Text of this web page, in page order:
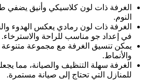
الغرفة ذات لون كلاسيكي وأنيق يضفي
النوم.
الغرفة ذات لون رمادي يعكس الهدوء
في إعداد جو مناسب للراحة والاسترخاء.
يمكن تنسيق الغرفة مع مجموعة متنوعة
والأنماط.
الغرفة سهلة التنظيف والصيانة، مما
للمنازل التي تحتاج إلى صيانة مستمرة.